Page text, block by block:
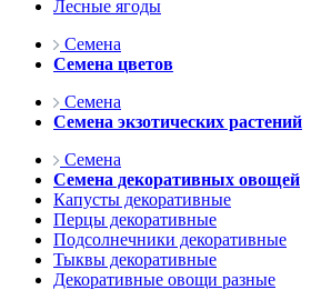
Лесные ягоды
Семена
Семена цветов
Семена
Семена экзотических растений
Семена
Семена декоративных овощей
Капусты декоративные
Перцы декоративные
Подсолнечники декоративные
Тыквы декоративные
Декоративные овощи разные